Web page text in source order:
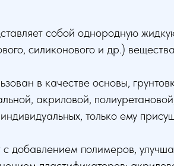
собой однородную
силиконового и др.)
в качестве основы,
акриловой,
только ему
добавлением полимеров,